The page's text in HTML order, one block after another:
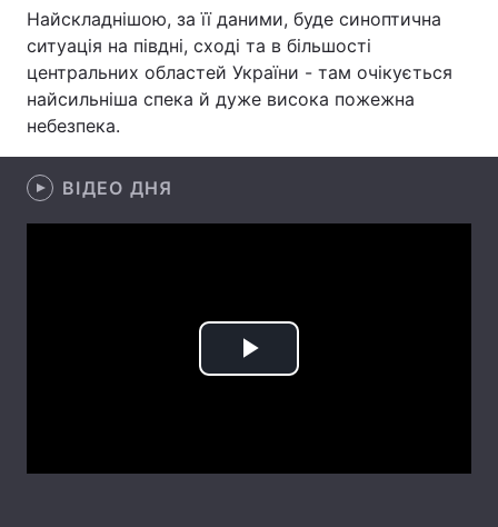
Техно і зв'язок Лайт
Зброя Інциденти
Цікавинки Погода
Статті
Думки
Контакти
Найскладнішою, за її даними, буде синоптична
ситуація на півдні, сході та в більшості
центральних областей України - там очікується
найсильніша спека й дуже висока пожежна
небезпека.
ВІДЕО ДНЯ
Play